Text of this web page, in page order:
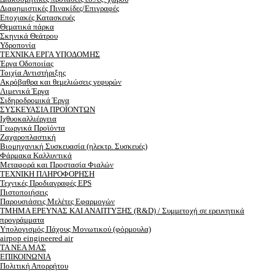
Διαφημιστικές Πινακίδες/Επιγραφές
Εποχιακές Κατασκευές
Θεματικά πάρκα
Σκηνικά Θεάτρου
Υδροπονία
ΤΕΧΝΙΚΑ ΕΡΓΑ ΥΠΟΔΟΜΗΣ
Έργα Οδοποιίας
Τοιχία Αντιστήριξης
Ακρόβαθρα και θεμελιώσεις γεφυρών
Λιμενικά Έργα
Σιδηροδρομικά Έργα
ΣΥΣΚΕΥΑΣΙΑ ΠΡΟΪΟΝΤΩΝ
Ιχθυοκαλλιέργεια
Γεωργικά Προϊόντα
Ζαχαροπλαστική
Βιομηχανική Συσκευασία (ηλεκτρ. Συσκευές)
Φάρμακα Καλλυντικά
Μεταφορά και Προστασία Φιαλών
ΤΕΧΝΙΚΗ ΠΛΗΡΟΦΟΡΗΣΗ
Τεχνικές Προδιαγραφές EPS
Πιστοποιήσεις
Παρουσιάσεις Μελέτες Εφαρμογών
ΤΜΗΜΑ ΕΡEΥΝΑΣ ΚΑΙ ΑΝΑΠΤΥΞΗΣ (R&D) / Συμμετοχή σε ερευνητικά
προγράμματα
Υπολογισμός Πάχους Μονωτικού (φόρμουλα)
airpop eingineered air
ΤΑ ΝΕΑ ΜΑΣ
ΕΠΙΚΟΙΝΩΝΙΑ
Πολιτική Απορρήτου